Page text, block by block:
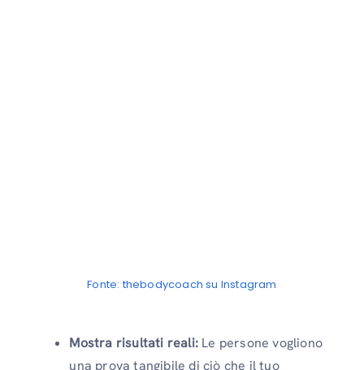
Fonte: thebodycoach su Instagram
Mostra risultati reali: Le persone vogliono
una prova tangibile di ciò che il tuo